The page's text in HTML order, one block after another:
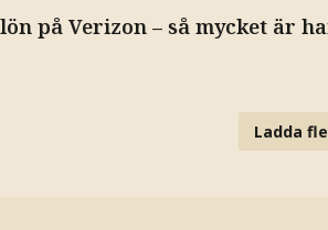
på Verizon – så mycket är
Ladda